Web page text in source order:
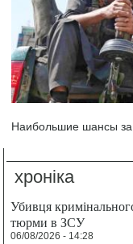
Наибольшие шансы
хроніка
Убивця
тюрми в ЗСУ
06/08/2026 - 14:28